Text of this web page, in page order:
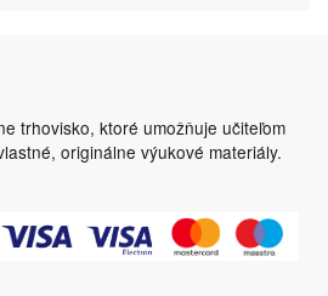
trhovisko, ktoré umožňuje učiteľom
originálne výukové materiály.